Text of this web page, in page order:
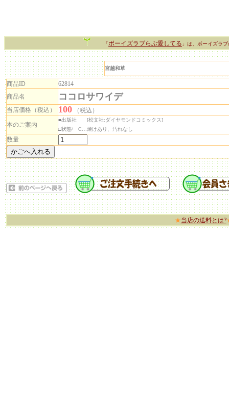
「ボーイズラブらぶ愛してる 」は、ボーイズラ
宮越和草
商品ID
62814
商品名
ココロサワイデ
当店価格（税込） 100
（税込）
本のご案内
■出版社 [松文社:ダイヤモンドコミックス]
□状態/ C…焼けあり、汚れなし
数量
★当店の送料とは?